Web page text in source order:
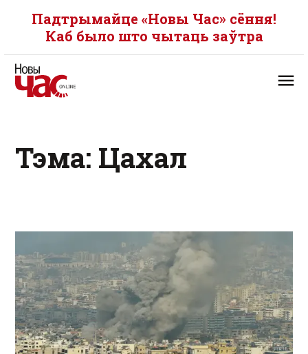
Падтрымайце «Новы Час» сёння!
Каб было што чытаць заўтра
Тэма: Цахал